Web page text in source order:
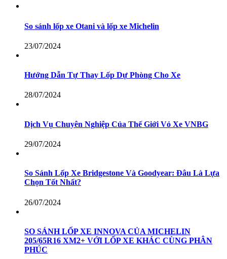
So sánh lốp xe Otani và lốp xe Michelin
23/07/2024
Hướng Dẫn Tự Thay Lốp Dự Phòng Cho Xe
28/07/2024
Dịch Vụ Chuyên Nghiệp Của Thế Giới Vỏ Xe VNBG
29/07/2024
So Sánh Lốp Xe Bridgestone Và Goodyear: Đâu Là Lựa
Chọn Tốt Nhất?
26/07/2024
SO SÁNH LỐP XE INNOVA CỦA MICHELIN
205/65R16 XM2+ VỚI LỐP XE KHÁC CÙNG PHÂN
PHÚC